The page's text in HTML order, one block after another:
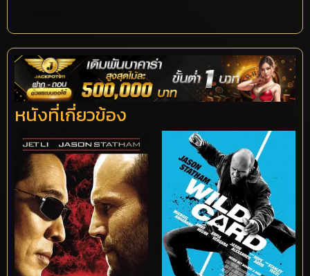
หนังที่เกี่ยวข้อง